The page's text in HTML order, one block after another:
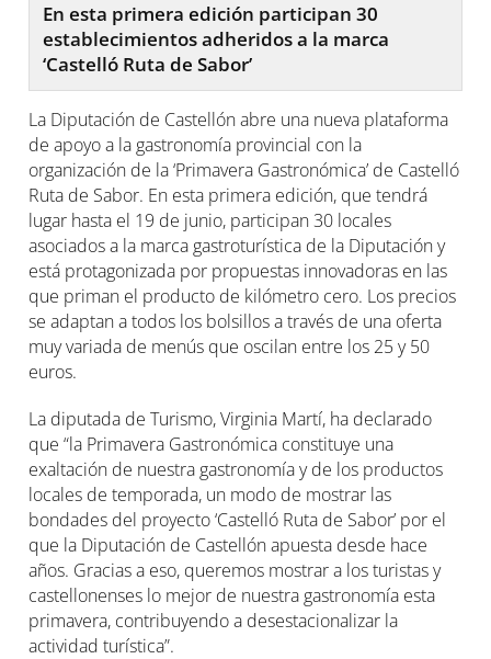
En esta primera edición participan 30
establecimientos adheridos a la marca
‘Castelló Ruta de Sabor’
La Diputación de Castellón abre una nueva plataforma
de apoyo a la gastronomía provincial con la
organización de la ‘Primavera Gastronómica’ de Castelló
Ruta de Sabor. En esta primera edición, que tendrá
lugar hasta el 19 de junio, participan 30 locales
asociados a la marca gastroturística de la Diputación y
está protagonizada por propuestas innovadoras en las
que priman el producto de kilómetro cero. Los precios
se adaptan a todos los bolsillos a través de una oferta
muy variada de menús que oscilan entre los 25 y 50
euros.
La diputada de Turismo, Virginia Martí, ha declarado
que “la Primavera Gastronómica constituye una
exaltación de nuestra gastronomía y de los productos
locales de temporada, un modo de mostrar las
bondades del proyecto ‘Castelló Ruta de Sabor’ por el
que la Diputación de Castellón apuesta desde hace
años. Gracias a eso, queremos mostrar a los turistas y
castellonenses lo mejor de nuestra gastronomía esta
primavera, contribuyendo a desestacionalizar la
actividad turística”.